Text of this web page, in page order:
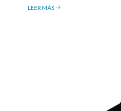
LEER MÁS